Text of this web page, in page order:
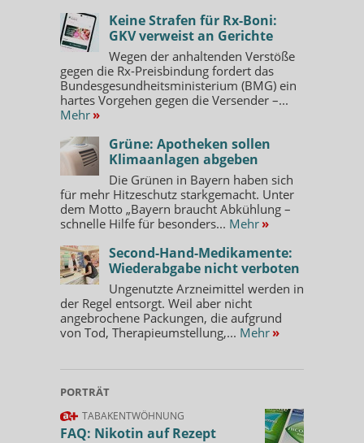
Keine Strafen für Rx-Boni:
GKV verweist an Gerichte
Wegen der anhaltenden Verstöße
gegen die Rx-Preisbindung fordert das
Bundesgesundheitsministerium (BMG) ein
hartes Vorgehen gegen die Versender –...
Mehr »
Grüne: Apotheken sollen
Klimaanlagen abgeben
Die Grünen in Bayern haben sich
für mehr Hitzeschutz starkgemacht. Unter
dem Motto „Bayern braucht Abkühlung –
schnelle Hilfe für besonders... Mehr »
Second-Hand-Medikamente:
Wiederabgabe nicht verboten
Ungenutzte Arzneimittel werden in
der Regel entsorgt. Weil aber nicht
angebrochene Packungen, die aufgrund
von Tod, Therapieumstellung,... Mehr »
PORTRÄT
TABAKENTWÖHNUNG
FAQ: Nikotin auf Rezept